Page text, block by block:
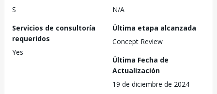
S
N/A
Servicios de consultoría
requeridos
Yes
Última etapa alcanzada
Concept Review
Última Fecha de
Actualización
19 de diciembre de 2024